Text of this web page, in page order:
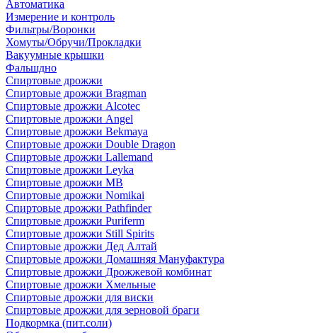
Автоматика
Измерение и контроль
Фильтры/Воронки
Хомуты/Обручи/Прокладки
Вакуумные крышки
Фальшдно
Спиртовые дрожжи
Спиртовые дрожжи Bragman
Спиртовые дрожжи Alcotec
Спиртовые дрожжи Angel
Спиртовые дрожжи Bekmaya
Спиртовые дрожжи Double Dragon
Спиртовые дрожжи Lallemand
Спиртовые дрожжи Leyka
Спиртовые дрожжи MB
Спиртовые дрожжи Nomikai
Спиртовые дрожжи Pathfinder
Спиртовые дрожжи Puriferm
Спиртовые дрожжи Still Spirits
Спиртовые дрожжи Дед Алтай
Спиртовые дрожжи Домашняя Мануфактура
Спиртовые дрожжи Дрожжевой комбинат
Спиртовые дрожжи Хмельные
Спиртовые дрожжи для виски
Спиртовые дрожжи для зерновой браги
Подкормка (пит.соли)